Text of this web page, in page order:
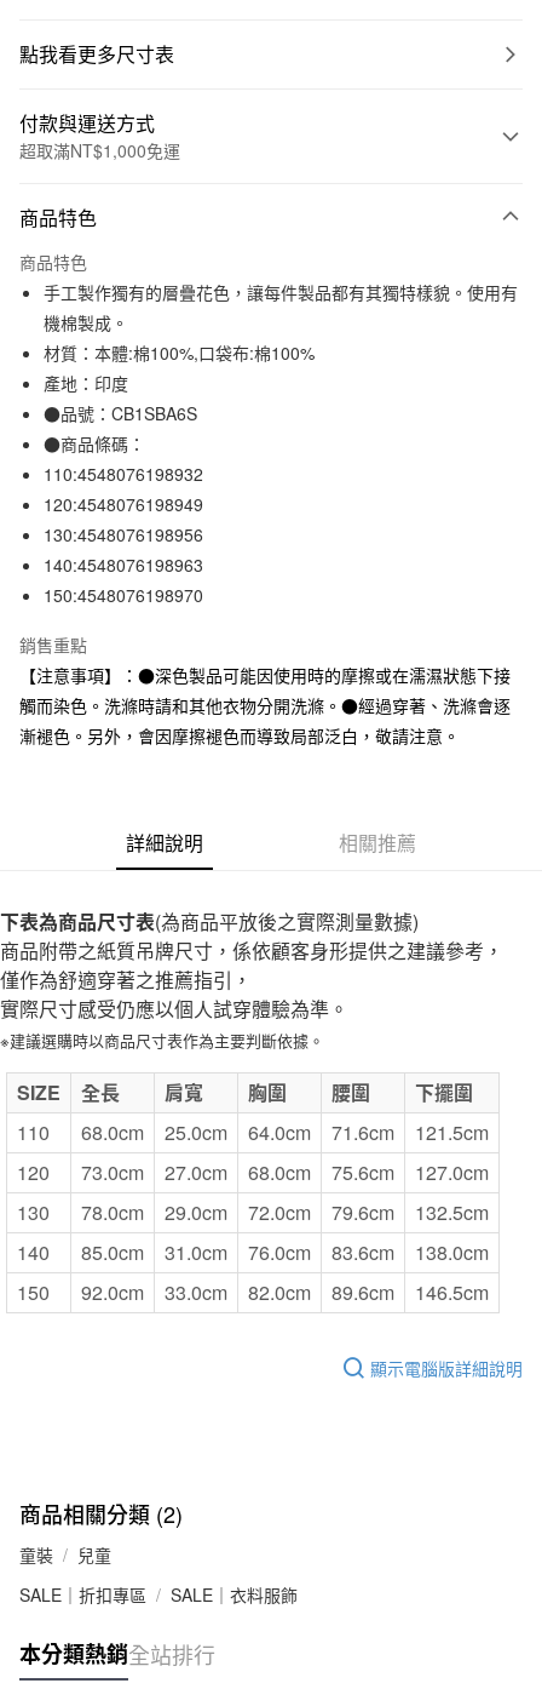
點我看更多尺寸表
付款與運送方式
超取滿NT$1,000免運
信用卡一次付款
信用卡分期付款
3 期 0 利率 每期
合作金庫商業銀行
第一商業銀行
華南商業銀行
上海商業儲蓄銀行
臺灣中小企業銀行
匯豐（台灣）商業銀行
聯邦商業銀行
元大商業銀行
玉山商業銀行
台灣樂天信用卡公司
超商取貨付款
LINE Pay
Apple Pay
街口支付
悠遊付
運送方式
全家取貨付款
每筆NT$65，滿NT$1,000(含以上)免運費
付款後全家取貨
每筆NT$65，滿NT$1,000(含以上)免運費
每筆NT$65，滿NT$1,000(含以上)免運費
付款後7-11取貨
宅配
每筆NT$150，滿NT$2,000(含以上)免運費
無印良品門市自取
商品特色
商品特色
手工製作獨有的層疊花色，讓每件製品都有其獨特樣貌。使用有
機棉製成。
材質：本體:棉100%,口袋布:棉100%
產地：印度
●品號：CB1SBA6S
●商品條碼：
110:4548076198932
120:4548076198949
130:4548076198956
140:4548076198963
150:4548076198970
銷售重點
【注意事項】：●深色製品可能因使用時的摩擦或在濡濕狀態下接
觸而染色。洗滌時請和其他衣物分開洗滌。●經過穿著、洗滌會逐
漸褪色。另外，會因摩擦褪色而導致局部泛白，敬請注意。
詳細說明 相關推薦
下表為商品尺寸表(為商品平放後之實際測量數據)
商品附帶之紙質吊牌尺寸，係依顧客身形提供之建議參考，
僅作為舒適穿著之推薦指引，
實際尺寸感受仍應以個人試穿體驗為準。
※建議選購時以商品尺寸表作為主要判斷依據。
SIZE 全長 肩寬 胸圍 腰圍
下擺圍
110
68.0cm 25.0cm 64.0cm 71.6cm
121.5cm
120
73.0cm 27.0cm 68.0cm 75.6cm
127.0cm
130
78.0cm 29.0cm 72.0cm 79.6cm
132.5cm
140
85.0cm 31.0cm 76.0cm 83.6cm
138.0cm
150
92.0cm 33.0cm 82.0cm 89.6cm 146.5cm
顯示電腦版詳細說明
商品相關分類 (2)
童裝
兒童
SALE｜折扣專區
SALE｜衣料服飾
本分類熱銷全站排行